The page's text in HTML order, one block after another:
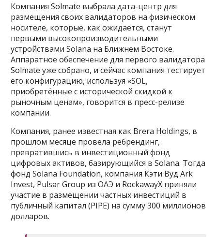
Компания Solmate выбрала дата-центр для
размещения своих валидаторов на физическом
носителе, которые, как ожидается, станут
первыми высокопроизводительными
устройствами Solana на Ближнем Востоке.
Аппаратное обеспечение для первого валидатора
Solmate уже собрано, и сейчас компания тестирует
его конфигурацию, используя «SOL,
приобретённые с исторической скидкой к
рыночным ценам», говорится в пресс-релизе
компании.
Компания, ранее известная как Brera Holdings, в
прошлом месяце провела ребрендинг,
превратившись в инвестиционный фонд
цифровых активов, базирующийся в Solana. Тогда
фонд Solana Foundation, компания Кэти Вуд Ark
Invest, Pulsar Group из ОАЭ и RockawayX приняли
участие в размещении частных инвестиций в
публичный капитал (PIPE) на сумму 300 миллионов
долларов.